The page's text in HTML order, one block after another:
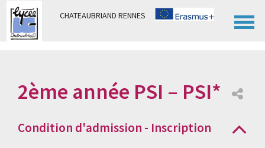
CHATEAUBRIAND RENNES
2ème année PSI – PSI*
Condition d'admission - Inscription
Panneau de gestion des cookies